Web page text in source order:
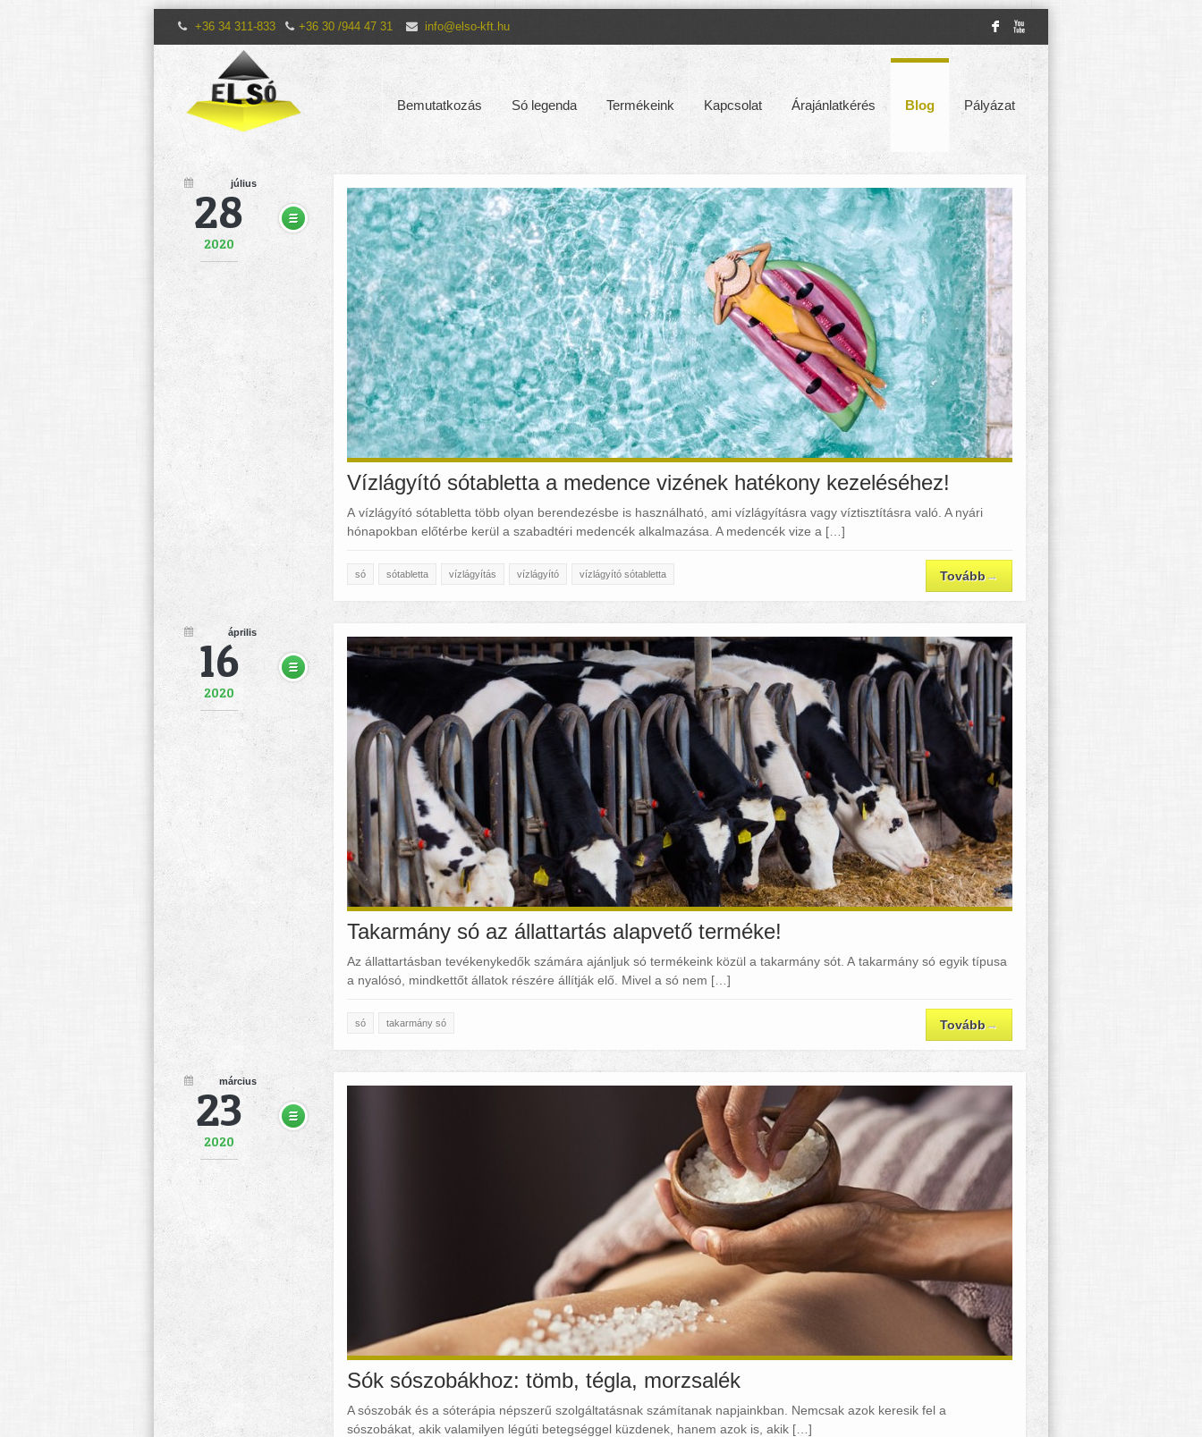
F X
+36 34 311-833 +36 30 /944 47 31 info@elso-kft.hu
Bemutatkozás Só legenda Termékeink Kapcsolat Árajánlatkérés Blog Pályázat
28
július
2020
Vízlágyító sótabletta a medence vizének hatékony kezeléséhez!
A vízlágyító sótabletta több olyan berendezésbe is használható, ami vízlágyításra vagy víztisztításra való. A nyári
hónapokban előtérbe kerül a szabadtéri medencék alkalmazása. A medencék vize a […]
só sótabletta vízlágyítás vízlágyító vízlágyító sótabletta Tovább→
16
április
2020
Takarmány só az állattartás alapvető terméke!
Az állattartásban tevékenykedők számára ajánljuk só termékeink közül a takarmány sót. A takarmány só egyik típusa
a nyalósó, mindkettőt állatok részére állítják elő. Mivel a só nem […]
só takarmány só Tovább→
23
március
2020
Sók sószobákhoz: tömb, tégla, morzsalék
A sószobák és a sóterápia népszerű szolgáltatásnak számítanak napjainkban. Nemcsak azok keresik fel a
sószobákat, akik valamilyen légúti betegséggel küzdenek, hanem azok is, akik […]